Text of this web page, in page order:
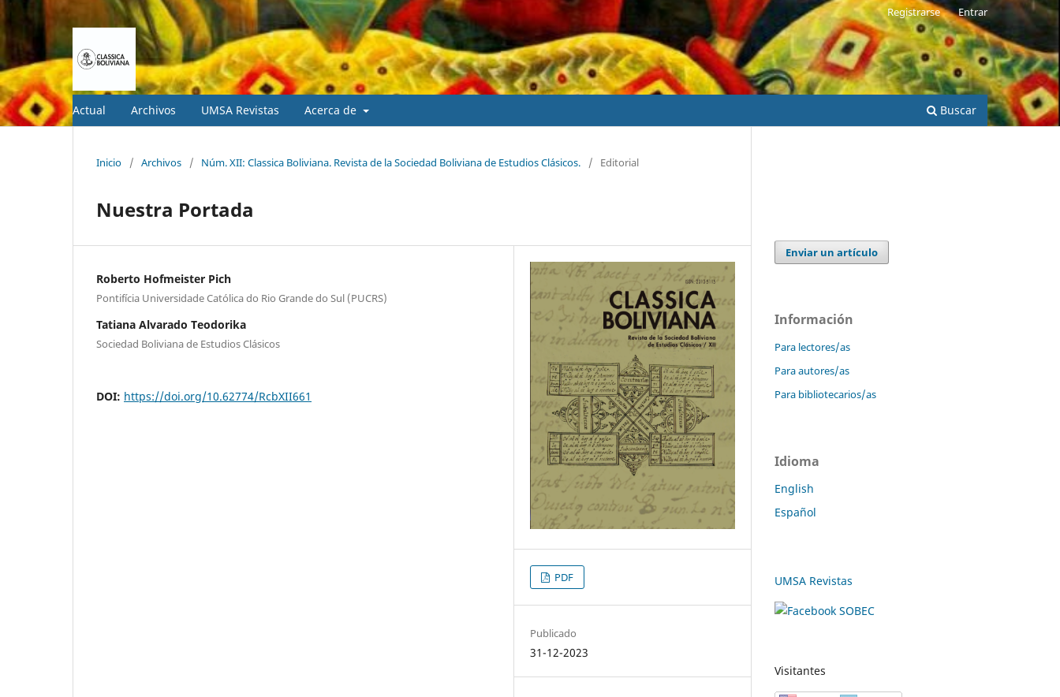
Actual Archivos UMSA Revistas Acerca de Buscar
Registrarse Entrar
Inicio / Archivos / Núm. XII: Classica Boliviana. Revista de la Sociedad Boliviana de Estudios Clásicos. / Editorial
Nuestra Portada
Roberto Hofmeister Pich
Pontifícia Universidade Católica do Rio Grande do Sul (PUCRS)
Tatiana Alvarado Teodorika
Sociedad Boliviana de Estudios Clásicos
DOI: https://doi.org/10.62774/RcbXII661
PDF
Publicado
31-12-2023
Enviar un artículo
Información
Para lectores/as
Para autores/as
Para bibliotecarios/as
Idioma
English
Español
UMSA Revistas
Visitantes